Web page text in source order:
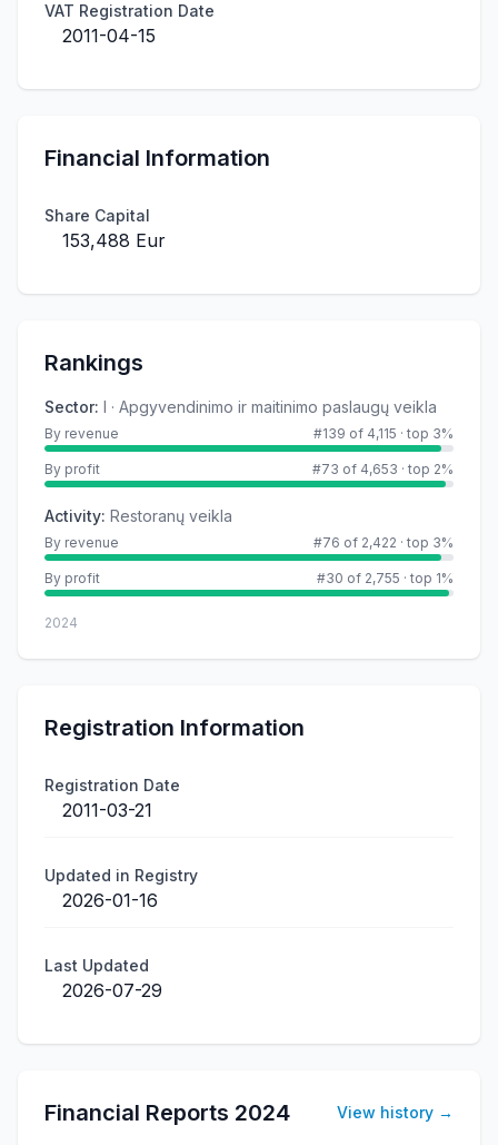
VAT Registration Date
2011-04-15
Financial Information
Share Capital
153,488 Eur
Rankings
Sector: I · Apgyvendinimo ir maitinimo paslaugų veikla
By revenue #139 of 4,115 · top 3%
By profit #73 of 4,653 · top 2%
Activity: Restoranų veikla
By revenue #76 of 2,422 · top 3%
By profit #30 of 2,755 · top 1%
2024
Registration Information
Registration Date
2011-03-21
Updated in Registry
2026-01-16
Last Updated
2026-07-29
Financial Reports 2024 View history →